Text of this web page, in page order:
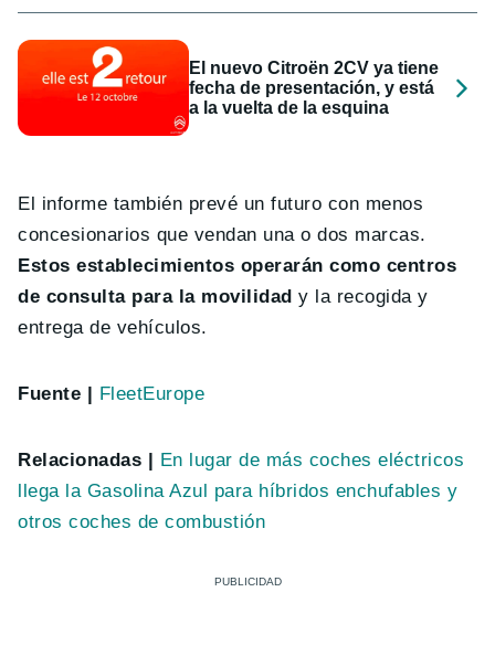
El nuevo Citroën 2CV ya tiene
fecha de presentación, y está
a la vuelta de la esquina
El informe también prevé un futuro con menos
concesionarios que vendan una o dos marcas.
Estos establecimientos operarán como centros
de consulta para la movilidad y la recogida y
entrega de vehículos.
Fuente | FleetEurope
Relacionadas |
En lugar de más coches eléctricos
llega la Gasolina Azul para híbridos enchufables y
otros coches de combustión